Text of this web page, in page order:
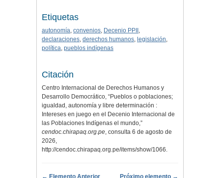
Etiquetas
autonomía, convenios, Decenio PPII ,
declaraciones, derechos humanos, legislación,
política, pueblos indígenas
Citación
Centro Internacional de Derechos Humanos y
Desarrollo Democrático, “Pueblos o poblaciones;
igualdad, autonomía y libre determinación :
Intereses en juego en el Decenio Internacional de
las Poblaciones Indígenas el mundo,”
cendoc.chirapaq.org.pe, consulta 6 de agosto de
2026,
http://cendoc.chirapaq.org.pe/items/show/1066.
← Elemento Anterior Próximo elemento →